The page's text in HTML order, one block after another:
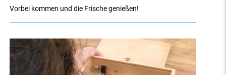
Vorbei kommen und die Frische genießen!